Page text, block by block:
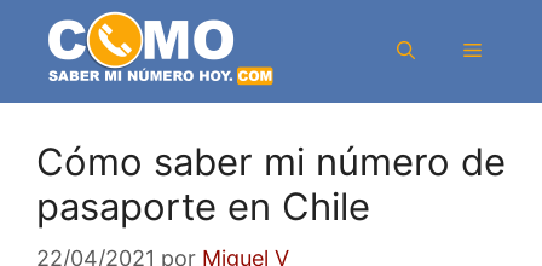
contenido
Menú
Cómo saber mi número de
pasaporte en Chile
22/04/2021 por Miguel V